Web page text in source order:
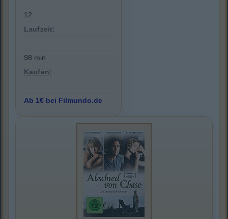
12
Laufzeit:
98 min
Kaufen:
Ab 1€ bei Filmundo.de